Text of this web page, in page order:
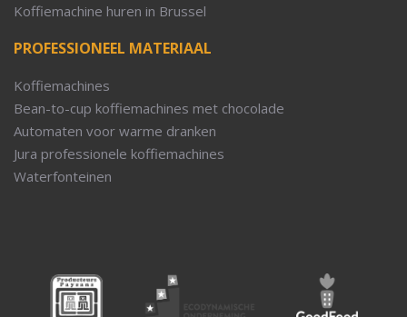
Koffiemachine huren in Brussel
PROFESSIONEEL MATERIAAL
Koffiemachines
Bean-to-cup koffiemachines met chocolade
Automaten voor warme dranken
Jura professionele koffiemachines
Waterfonteinen